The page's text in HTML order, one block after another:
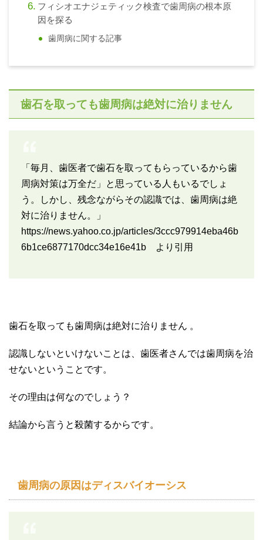
フィシオエナジェティック検査で歯周病の根本原
因を探る
歯周病に関する記事
歯石を取っても歯周病は絶対に治りません
「毎月、歯医者で歯石を取ってもらっているから歯
周病対策は万全だ」と思っている人もいるでしょ
う。しかし、残念ながらその認識では、歯周病は絶
対に治りません。」
https://news.yahoo.co.jp/articles/3ccc979914eba46b
6b1ce6877170dcc34e16e41b より引用
歯石を取っても歯周病は絶対に治りません 。
認識しないといけないことは、歯医者さんでは歯周病を治
せないということです。
その理由は何なのでしょう？
結論から言うと殺菌するからです。
歯周病の原因はディスバイオーシス